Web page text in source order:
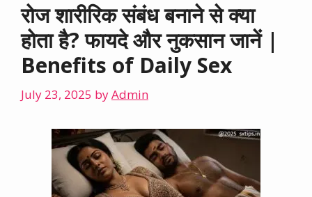
रोज शारीरिक संबंध बनाने से क्या
होता है? फायदे और नुकसान जानें |
Benefits of Daily Sex
July 23, 2025 byAdmin